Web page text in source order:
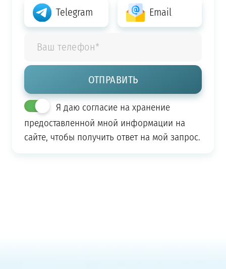
Telegram Email
Я даю согласие на хранение
предоставленной мной информации на
сайте, чтобы получить ответ на мой запрос.